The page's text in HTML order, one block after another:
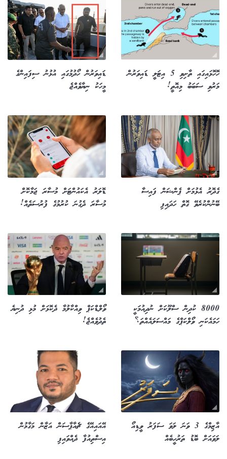
ހޮހޮޅައިގައި ތާށިވި 5 އިޓަލީ ޑައިވަރުން
މަރުވި ސަބަބު މިއޮތީ!
ޑައިވަރުން ހޯދުމުގައި އުޅުނު ސިފައިންގެ
މީހަކު ނިޔާވެއްޖެ
ގެދޮރު އެޅުމަށް ޕެންޝަން ފައިސާ
ބޭނުންކުރެވޭ ގޮތް ހަދައިފި
ޑޮލަރު އެކައުންޓަށް މުސާރަ ޖަމާކޮށް
މުސާރަ ދެގުނަ ކުރުމުގެ ފުރުސަތެއް!
8000 ކުދިން ސްލޫކަށް ނުދިއުމަކީ
ހަމައެކަނި ވޯލްކަޕްގެ މައްސަލައެއްތަ؟
ވޯލްޑްކަޕް ވިއްކާލުމާ ދެކޮޅަށް މުޅި ދުނިޔެ
ތެދުވެއްޖެ!
އާޒިމްގެ 3 ވަނަ ލަވަ ސަފަރު ވީޑިއޯ
ލަވައަށް ބޮޑު ތަރުހީބެއް
އޭއައިއޭގެ ޗެއާޕާސަން އަޒާން މަގާމުން
އިސްތިއުފާ ދެއްވައިފި